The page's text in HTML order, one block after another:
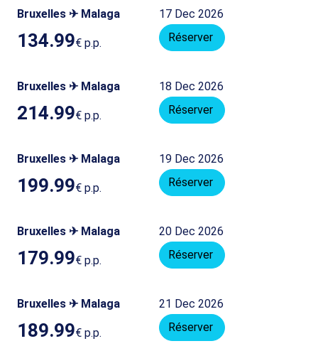
Bruxelles ✈ Malaga 17 Dec 2026
134.99€ p.p. Réserver
Bruxelles ✈ Malaga 18 Dec 2026
214.99€ p.p. Réserver
Bruxelles ✈ Malaga 19 Dec 2026
199.99€ p.p. Réserver
Bruxelles ✈ Malaga 20 Dec 2026
179.99€ p.p. Réserver
Bruxelles ✈ Malaga 21 Dec 2026
189.99€ p.p. Réserver